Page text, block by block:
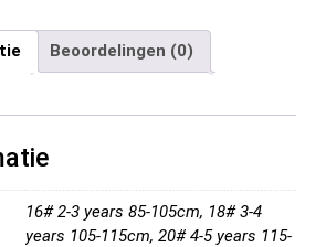
er
es
t
d
di
t
ke
dI
n
e
n
Beoordelingen (0)
16# 2-3 years 85-105cm, 18# 3-4
years 105-115cm, 20# 4-5 years 115-